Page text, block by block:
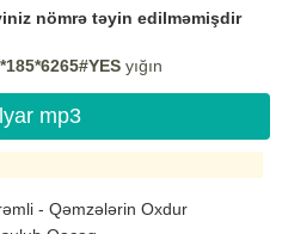
nömrə təyin edilməmişdir
*185*6265#YES yığın
mp3
- Qəmzələrin Oxdur